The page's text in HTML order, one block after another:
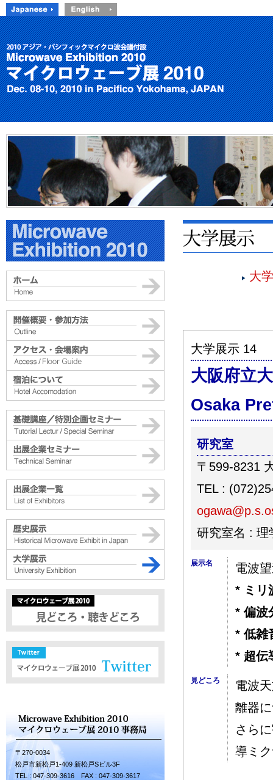
〒270-0034
松戸市新松戸1-409 新松戸Sビル3F
TEL : 047-309-3616 FAX : 047-309-3617
大
大学展示 14
大阪府立
Osaka
研究室
〒599-8231
TEL :
研究室名 : 理
展示名
電波
* ミリ
* 偏波
* 低雑
* 超伝
見どころ
電波
離器
さら
導ミ